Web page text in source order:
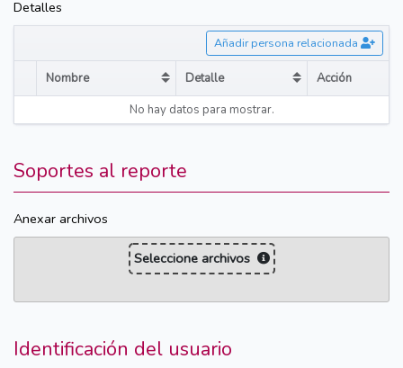
Detalles
Añadir persona relacionada
Nombre Sort table by Nombre in descending order
Detalle Sort table by Detalle in
Acción
No hay datos para mostrar.
Soportes al reporte
Anexar archivos
Seleccione archivos
Identificación del usuario